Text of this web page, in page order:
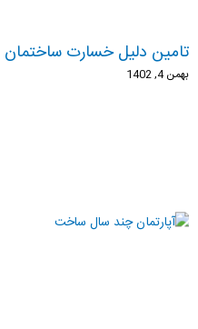
تامین دلیل خسارت ساختمان
بهمن 4, 1402